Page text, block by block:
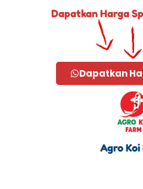
Dapatkan Harga
Dapatkan
Agro Koi